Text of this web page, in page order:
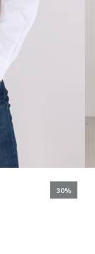
30%